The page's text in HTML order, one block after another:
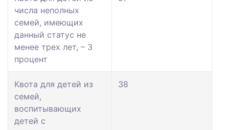
числа неполных
семей, имеющих
данный статус не
менее трех лет, – 3
процент
Квота для детей из
семей,
воспитывающих
детей с
38